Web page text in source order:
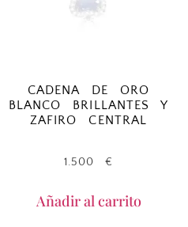
CADENA DE ORO
BLANCO BRILLANTES Y
ZAFIRO CENTRAL
1.500€
Añadir al carrito